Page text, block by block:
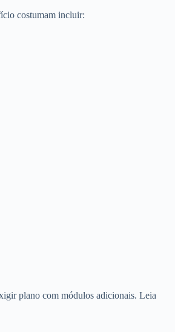
costumam incluir:
plano com módulos adicionais. Leia